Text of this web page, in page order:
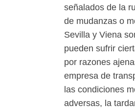
señalados de la
de mudanzas o
Sevilla y Viena
pueden sufrir
por razones
empresa de
las condiciones
adversas, la